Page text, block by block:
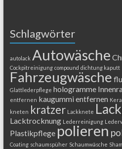
Schlagwörter
autolack Autowäsche
Cockpitreinigung compound dichtung kaputt
Fahrzeugwäsche
Glattlederpflege hologramme
entfernen kaugummi entfernen
kneten kratzer Lackknete
Lacktrocknung Lederreinigung
Plastikpflegepolieren
Coating schaumspüher Schaumwäsche